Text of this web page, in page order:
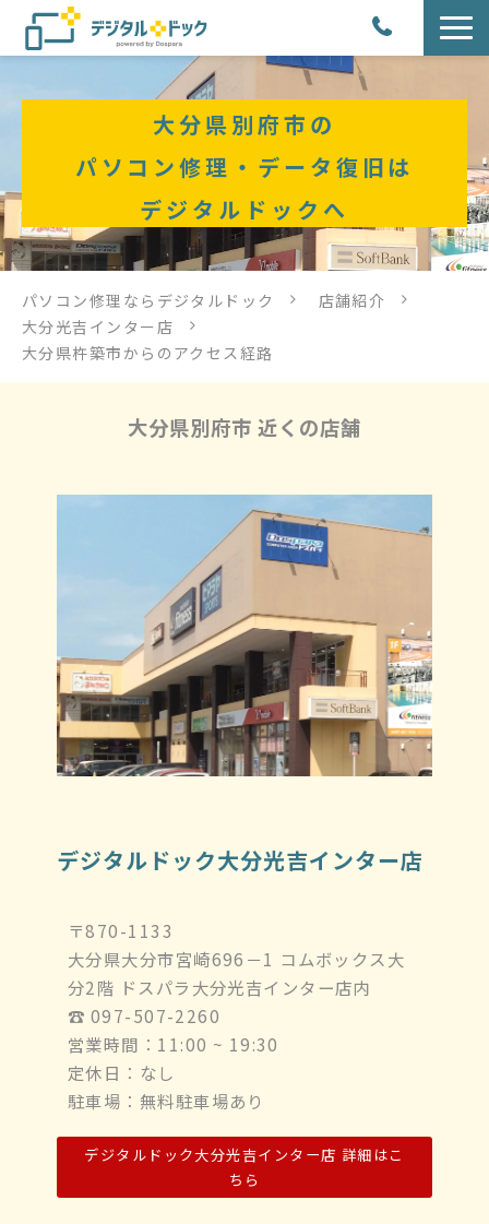
サービス提供方法
店舗紹介
デジタルドックブログ
大分県別府市の
パソコン修理・データ復旧は
デジタルドックへ
パソコン修理ならデジタルドック
店舗紹介
大分光吉インター店
大分県杵築市からのアクセス経路
大分県別府市 近くの店舗
デジタルドック大分光吉インター店
〒870-1133
大分県大分市宮崎696－1 コムボックス大
分2階 ドスパラ大分光吉インター店内
☎︎ 097-507-2260
営業時間：11:00 ~ 19:30
定休日：なし
駐車場：無料駐車場あり
デジタルドック大分光吉インター店 詳細はこ
ちら